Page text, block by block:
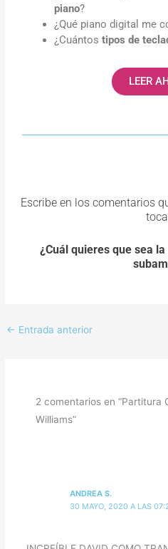
piano?
¿Qué piano digital me
¿Cuántostipos de
LEER
Escribe en los comentarios
¿Cuál quieres que sea
← Entrada anterior
2 comentarios en “Partitura
Williams”
ANDREA S.
30 MAYO, 2020 A LAS